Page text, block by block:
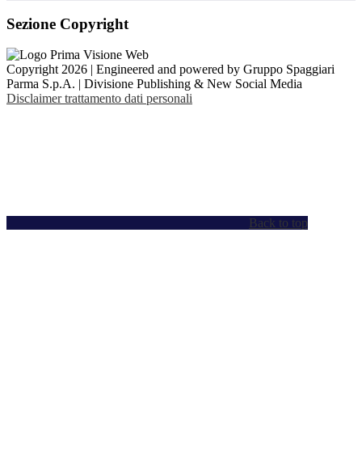
Sezione Copyright
Copyright 2026 | Engineered and powered by Gruppo Spaggiari
Parma S.p.A. | Divisione Publishing & New Social Media
Disclaimer trattamento dati personali
Back to top